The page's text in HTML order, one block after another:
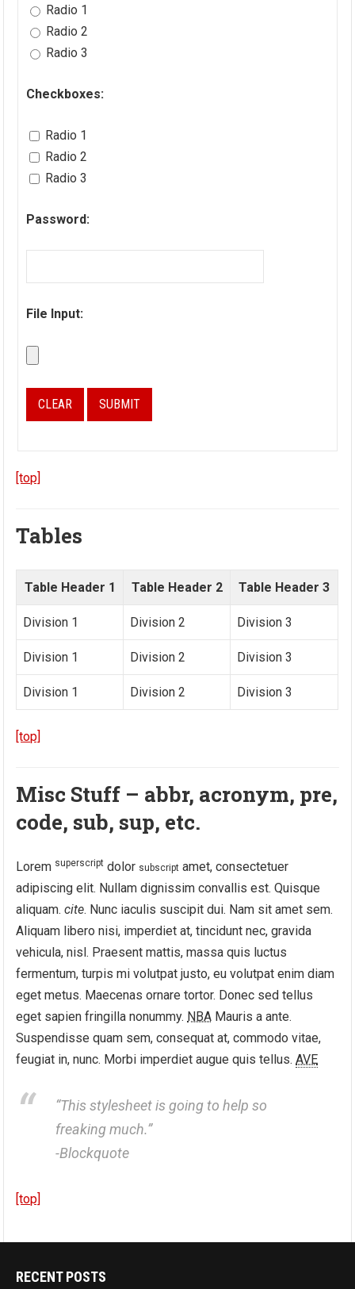
Radio 1
Radio 2
Radio 3
Checkboxes:
Radio 1
Radio 2
Radio 3
Password:
File Input:
[top]
Tables
Table Header 1 Table Header 2 Table Header 3
Division 1 Division 2 Division 3
Division 1 Division 2 Division 3
Division 1 Division 2 Division 3
[top]
Misc Stuff – abbr, acronym, pre,
code, sub, sup, etc.
Lorem superscript dolor subscript amet, consectetuer
adipiscing elit. Nullam dignissim convallis est. Quisque
aliquam.cite. Nunc iaculis suscipit dui. Nam sit amet sem.
Aliquam libero nisi, imperdiet at, tincidunt nec, gravida
vehicula, nisl. Praesent mattis, massa quis luctus
fermentum, turpis mi volutpat justo, eu volutpat enim diam
eget metus. Maecenas ornare tortor. Donec sed tellus
eget sapien fringilla nonummy. NBA Mauris a ante.
Suspendisse quam sem, consequat at, commodo vitae,
feugiat in, nunc. Morbi imperdiet augue quis tellus.AVE
“This stylesheet is going to help so
freaking much.”
-Blockquote
[top]
RECENT POSTS